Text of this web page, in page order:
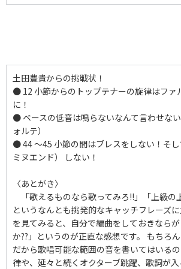
リパブリック讃歌
土田豊貴からの挑戦状！
● 12 小節からのトップテナーの旋律はファ
に！
● ベースの低音は鳴らないなんて言わせな
ォルテ）
● 44 ～45 小節の間はブレスをしない！そ
ミヌエンド） しない！
〈あとがき〉
「歌えるものなら歌ってみろ!!」「上級の
というなんとも挑発的なキャッチフレーズ
を見てみると、自分で編曲をしておきなら
か??」というのが正直な感想です。 もちろ
だから歌唱可能な範囲の音を書いてはいる
律や、延々と続くオクターブ跳躍、歌詞が